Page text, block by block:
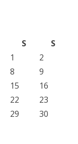
S
S
1
2
8
9
15
16
22
23
29
30